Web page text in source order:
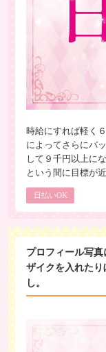
時給にすれば軽く
によってさらにバ
して９千円以上に
という間に目標が
日払いOK
プロフィール写
ザイクを入れた
し。